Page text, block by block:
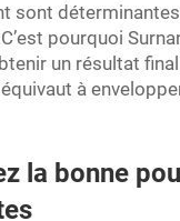
sont
pourquoi
un résultat
à
la bonne